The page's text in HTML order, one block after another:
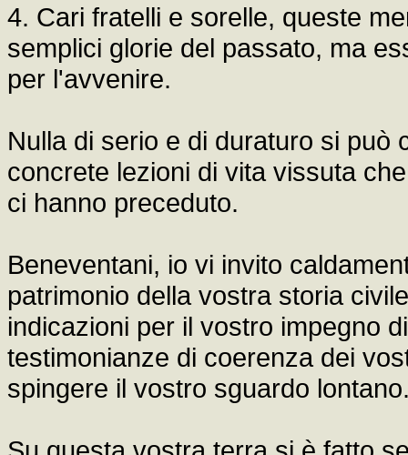
4. Cari fratelli e sorelle, queste
semplici glorie del passato, ma
per l'avvenire.
Nulla di serio e di duraturo si può
concrete lezioni di vita vissuta
ci hanno preceduto.
Beneventani, io vi invito
patrimonio della vostra storia
indicazioni per il vostro impegno
testimonianze di coerenza dei
spingere il vostro sguardo